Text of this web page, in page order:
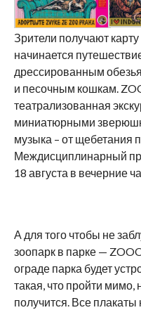
Зрители получают
начинается
дрессированным
и песочным кошкам.
театрализованная
миниатюрными
музыка – от щебетания
Междисциплинарный
18 августа в вечерние
А для того чтобы не
зоопарк в парке —
ограде парка будет
такая, что пройти мимо,
получится. Все